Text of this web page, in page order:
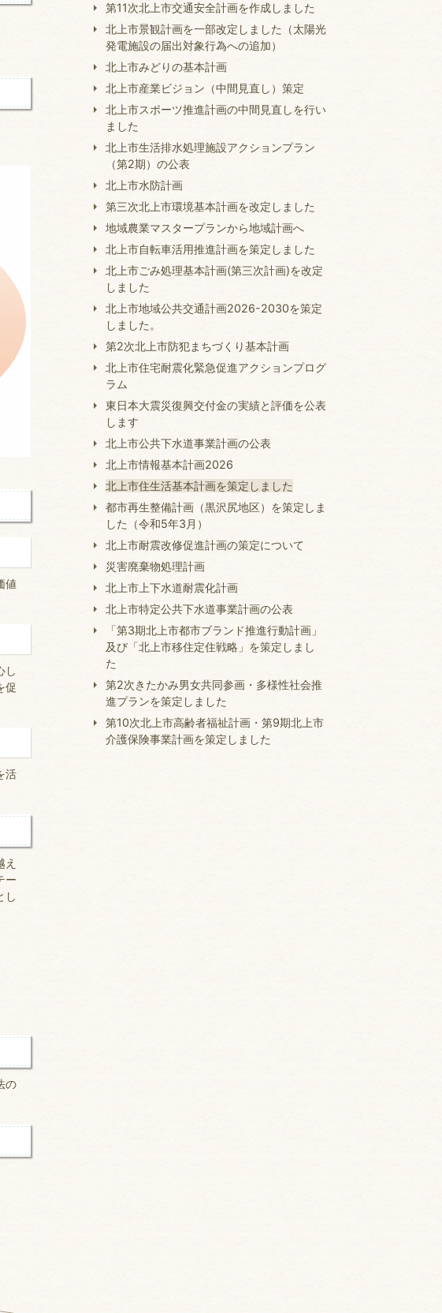
値
し
促
活
え
ー
し
の
第11次北上市交通安全計画を作成しました
北上市景観計画を一部改定しました（太陽光
発電施設の届出対象行為への追加）
北上市みどりの基本計画
北上市産業ビジョン（中間見直し）策定
北上市スポーツ推進計画の中間見直しを行い
ました
北上市生活排水処理施設アクションプラン
（第2期）の公表
北上市水防計画
第三次北上市環境基本計画を改定しました
地域農業マスタープランから地域計画へ
北上市自転車活用推進計画を策定しました
北上市ごみ処理基本計画(第三次計画)を改定
しました
北上市地域公共交通計画2026-2030を策定
しました。
第2次北上市防犯まちづくり基本計画
北上市住宅耐震化緊急促進アクションプログ
ラム
東日本大震災復興交付金の実績と評価を公表
します
北上市公共下水道事業計画の公表
北上市情報基本計画2026
北上市住生活基本計画を策定しました
都市再生整備計画（黒沢尻地区）を策定しま
した（令和5年3月）
北上市耐震改修促進計画の策定について
災害廃棄物処理計画
北上市上下水道耐震化計画
北上市特定公共下水道事業計画の公表
「第3期北上市都市ブランド推進行動計画」
及び「北上市移住定住戦略」を策定しまし
た
第2次きたかみ男女共同参画・多様性社会推
進プランを策定しました
第10次北上市高齢者福祉計画・第9期北上市
介護保険事業計画を策定しました